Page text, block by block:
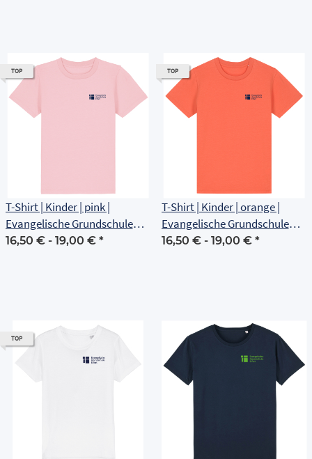
TOP
T-Shirt | Kinder | pink |
Evangelische Grundschule
Erfurt
16,50 € - 19,00 € *
TOP
T-Shirt | Kinder | orange |
Evangelische Grundschule
Erfurt
16,50 € - 19,00 € *
TOP